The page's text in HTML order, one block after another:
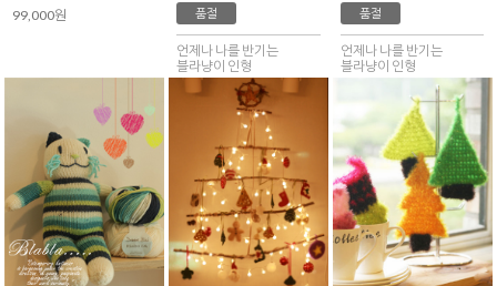
99,000원
품절
언제나 나를 반기는
블라냥이 인형
품절
언제나 나를 반기는
블라냥이 인형